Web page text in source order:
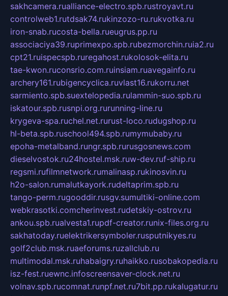
sakhcamera.rualliance-electro.spb.rustroyavt.ru
controlweb1.rutdsak74.rukinzozo-ru.rukvotka.ru
iron-snab.rucosta-bella.rueugrus.pp.ru
associaciya39.ruprimexpo.spb.rubezmorchin.ruia2.ru
cpt21.ruispecspb.ruregahost.rukolosok-elita.ru
tae-kwon.ruconsrio.com.ruinsiam.ruavegainfo.ru
archery161.rubigencyclica.ruvlast16.rukorru.net
sarmiento.spb.suextelopedia.rulammin-suo.spb.ru
iskatour.spb.rusnpi.org.rurunning-line.ru
krygeva-spa.ruchel.net.rurust-loco.rudugshop.ru
hl-beta.spb.ruschool494.spb.rumymubaby.ru
epoha-metalband.rungr.spb.rurusgosnews.com
dieselvostok.ru24hostel.msk.ruw-dev.ruf-ship.ru
regsmi.rufilmnetwork.rumalinasp.rukinosvin.ru
h2o-salon.rumalutkayork.rudeltaprim.spb.ru
tango-perm.rugooddir.rusgv.sumultiki-online.com
webkrasotki.comcherinvest.rudetskiy-ostrov.ru
ankou.spb.rualvesta1.rupdf-creator.runix-files.org.ru
sakhatoday.ruelektrikersymboler.rusputnikyes.ru
golf2club.msk.ruaeforums.ruzallclub.ru
multimodal.msk.ruhabaigry.ruhaikko.rusobakopedia.ru
isz-fest.ruewnc.infoscreensaver-clock.net.ru
volnav.spb.rucomnat.runpf.net.ru7bit.pp.rukalugatur.ru